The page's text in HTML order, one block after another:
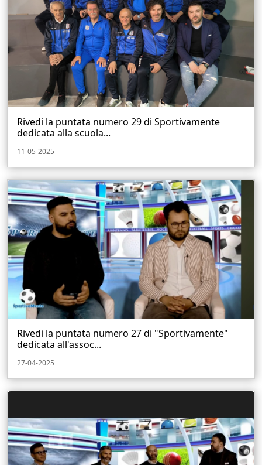
Rivedi la puntata numero 29 di Sportivamente
dedicata alla scuola...
11-05-2025
Rivedi la puntata numero 27 di "Sportivamente"
dedicata all'assoc...
27-04-2025